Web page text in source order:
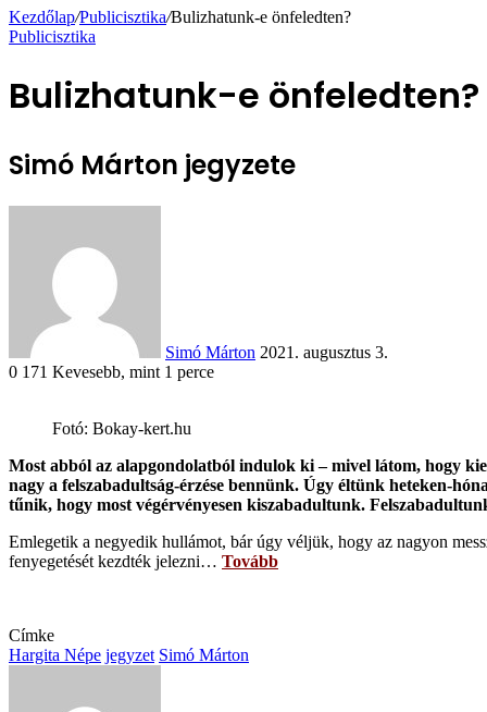
Kezdőlap/Publicisztika/Bulizhatunk-e önfeledten?
Publicisztika
Bulizhatunk-e önfeledten?
Simó Márton jegyzete
Simó Márton 2021. augusztus 3.
0 171 Kevesebb, mint 1 perce
Fotó: Bokay-kert.hu
Facebook
X
Reddit
WhatsApp
Megosztás
email-
ben
Nyomtatás
Most abból az alapgondolatból indulok ki – mivel látom, hogy
nagy a felszabadultság-érzése bennünk. Úgy éltünk heteken-
tűnik, hogy most végérvényesen kiszabadultunk.
Emlegetik a negyedik hullámot, bár úgy véljük, hogy az nagyon
fenyegetését kezdték jelezni… Tovább
Címke
Hargita Népe jegyzet Simó Márton